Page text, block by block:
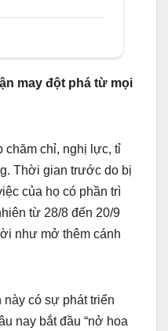
may đột phá từ mọi
chăm chỉ, nghị lực, tỉ
Thời gian trước do bị
của họ có phần trì
từ 28/8 đến 20/9
như mở thêm cánh
có sự phát triển
nay bắt đầu “nở hoa